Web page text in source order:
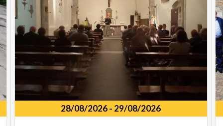
28/08/2026- 29/08/2026